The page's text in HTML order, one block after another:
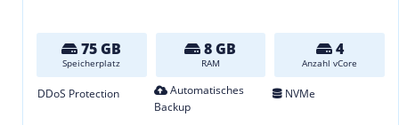
75 GB
Speicherplatz
8 GB
RAM
4
Anzahl vCore
DDoS Protection
Automatisches
Backup
NVMe